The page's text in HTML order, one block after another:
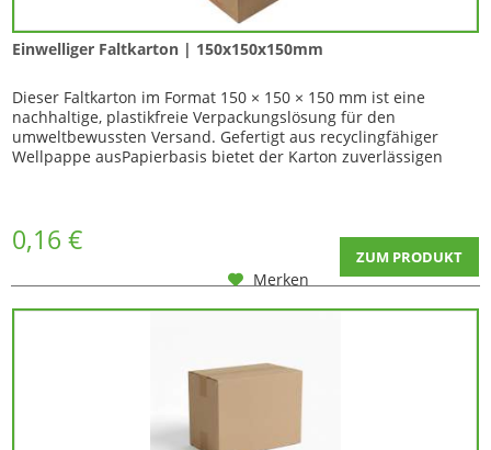
Einwelliger Faltkarton | 150x150x150mm
Dieser Faltkarton im Format 150 × 150 × 150 mm ist eine
nachhaltige, plastikfreie Verpackungslösung für den
umweltbewussten Versand. Gefertigt aus recyclingfähiger
Wellpappe ausPapierbasis bietet der Karton zuverlässigen
0,16 € ZUM PRODUKT
Merken